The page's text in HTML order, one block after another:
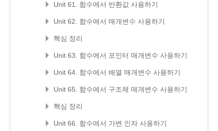
Unit 61. 함수에서 반환값 사용하기
Unit 62. 함수에서 매개변수 사용하기
핵심 정리
Unit 63. 함수에서 포인터 매개변수 사용하기
Unit 64. 함수에서 배열 매개변수 사용하기
Unit 65. 함수에서 구조체 매개변수 사용하기
핵심 정리
Unit 66. 함수에서 가변 인자 사용하기